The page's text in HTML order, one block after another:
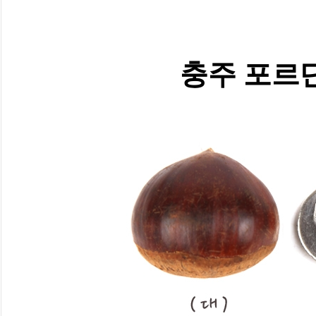
충주 포르